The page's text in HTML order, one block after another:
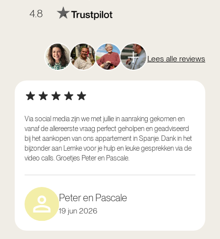
4.8
Lees alle reviews
Via social media zijn we met jullie in aanraking gekomen en
vanaf de allereerste vraag perfect geholpen en geadviseerd
bij het aankopen van ons appartement in Spanje. Dank in het
bijzonder aan Lemke voor je hulp en leuke gesprekken via de
video calls. Groetjes Peter en Pascale.
Peter en Pascale
19 jun 2026